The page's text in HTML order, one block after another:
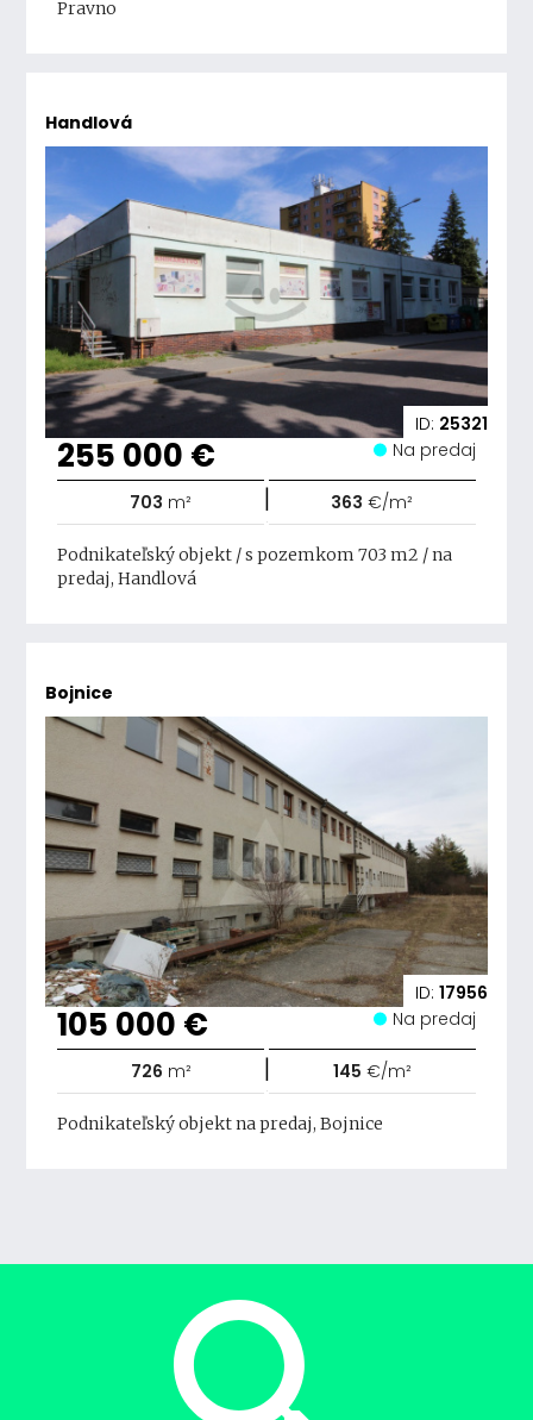
Pravno
Handlová
ID: 25321
255 000 € Na predaj
703 m² | 363 €/m²
Podnikateľský objekt / s pozemkom 703 m2 / na
predaj, Handlová
Bojnice
ID: 17956
105 000 € Na predaj
726 m² | 145 €/m²
Podnikateľský objekt na predaj, Bojnice